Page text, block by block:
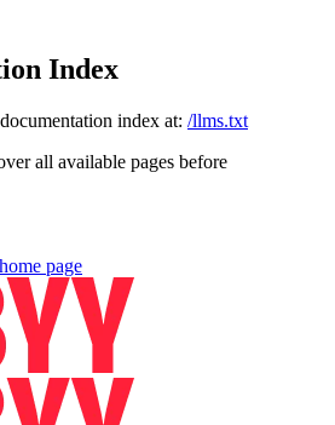
Index
index at: /llms.txt
all available pages before
home page